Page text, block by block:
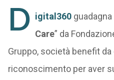
D igital360guadagna
Care” da
Gruppo, società benefit
riconoscimento per aver